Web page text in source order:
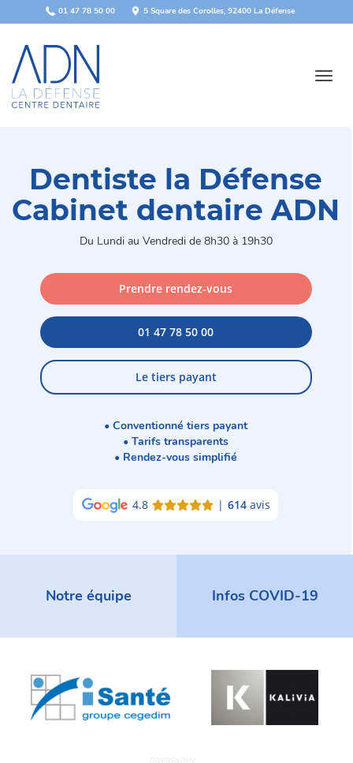
01 47 78 50 00 5 Square des Corolles, 92400 La Défense
Dentiste la Défense
Cabinet dentaire ADN
Du Lundi au Vendredi de 8h30 à 19h30
Prendre rendez-vous
01 47 78 50 00
Le tiers payant
• Conventionné tiers payant
• Tarifs transparents
• Rendez-vous simplifié
4.8 | 614 avis
Notre équipe Infos COVID-19
Panneau de gestion des cookies